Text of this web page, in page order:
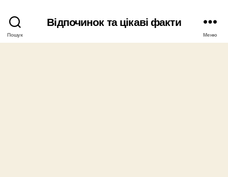
Пошук
Відпочинок та цікаві факти
Меню